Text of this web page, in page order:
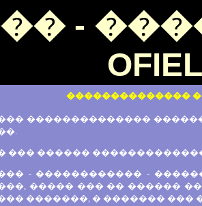
-
OFIEL
��������������
��������������
��� ������
- ������������ -
����� ��� �� ������
�������, � ������� ���